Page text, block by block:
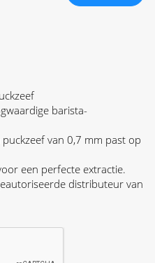
barista-
van 0,7 mm past op
een perfecte extractie.
distributeur van